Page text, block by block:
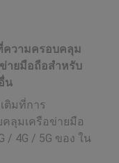
ความครอบคลุม
ายมือถือสำหรับ
น
ติมที่การ
ลุมเครือข่ายมือ
/ 4G / 5G ของ ใน